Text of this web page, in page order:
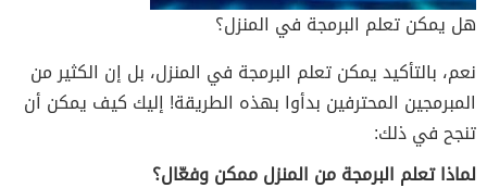
هل يمكن تعلم البرمجة في المنزل؟
نعم، بالتأكيد يمكن تعلم البرمجة في المنزل، بل إن الكثير من
المبرمجين المحترفين بدأوا بهذه الطريقة! إليك كيف يمكن أن
تنجح في ذلك:
لماذا تعلم البرمجة من المنزل ممكن وفعّال؟